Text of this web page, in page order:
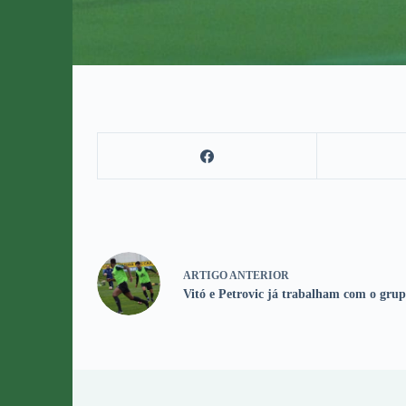
ARTIGO ANTERIOR
Vitó e Petrovic já trabalham com o